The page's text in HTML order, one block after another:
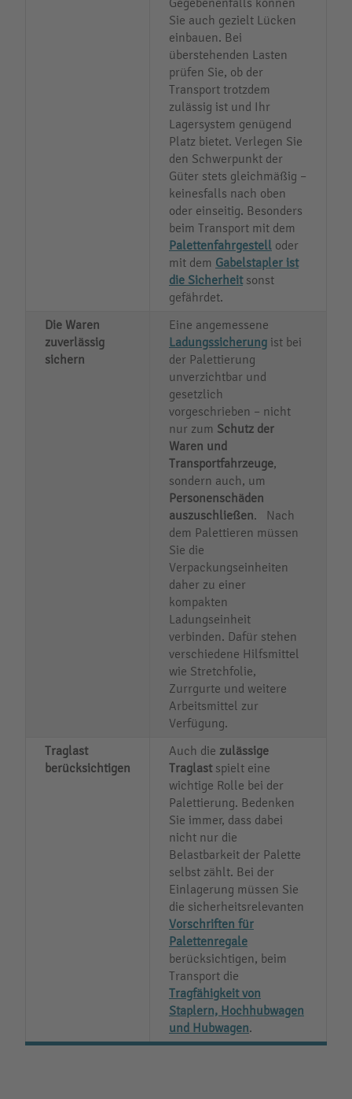
Sie auch gezielt Lücken
einbauen. Bei
überstehenden Lasten
prüfen Sie, ob der
Transport trotzdem
zulässig ist und Ihr
Lagersystem genügend
Platz bietet. Verlegen Sie
den Schwerpunkt der
Güter stets gleichmäßig –
keinesfalls nach oben
oder einseitig. Besonders
beim Transport mit dem
Palettenfahrgestell oder
mit dem Gabelstapler ist
die Sicherheitsonst
gefährdet.
Die Waren
zuverlässig
sichern
Eine angemessene
Ladungssicherung ist bei
der Palettierung
unverzichtbar und
gesetzlich
vorgeschrieben – nicht
nur zum Schutz der
Waren und
Transportfahrzeuge,
sondern auch, um
Personenschäden
auszuschließen. Nach
dem Palettieren müssen
Sie die
Verpackungseinheiten
daher zu einer
kompakten
Ladungseinheit
verbinden. Dafür stehen
verschiedene Hilfsmittel
wie Stretchfolie,
Zurrgurte und weitere
Arbeitsmittel zur
Verfügung.
Traglast
berücksichtigen
Auch die zulässige
Traglastspielt eine
wichtige Rolle bei der
Palettierung. Bedenken
Sie immer, dass dabei
nicht nur die
Belastbarkeit der Palette
selbst zählt. Bei der
Einlagerung müssen Sie
die sicherheitsrelevanten
Vorschriften für
Palettenregale
berücksichtigen, beim
Transport die
Tragfähigkeit von
Staplern, Hochhubwagen
und Hubwagen.